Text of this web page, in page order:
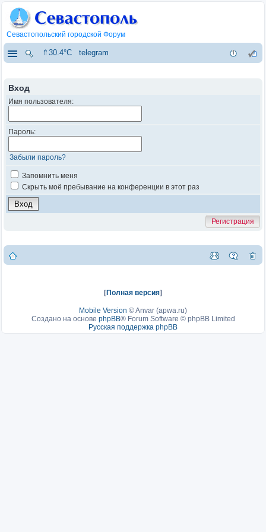
Севастопольский городской Форум
⇑30.4°C telegram
Вход
Имя пользователя:
Пароль:
Забыли пароль?
Запомнить меня
Скрыть моё пребывание на конференции в этот раз
Регистрация
[Полная версия]
Mobile Version ©Anvar (apwa.ru)
Создано на основе phpBB® Forum Software © phpBB Limited
Русская поддержка phpBB